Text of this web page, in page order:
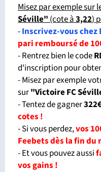
Misez par exemple sur
Séville"(cote à3,22)
-Inscrivez-vous chez
pari remboursé de
- Rentrez bien le code
d'inscription pour
- Misez par exemple
sur"Victoire FC
- Tentez de gagner
cotes !
- Si vous perdez,vos
Feebets dès la fin du
- Et vous pouvez aussi
vos gains !